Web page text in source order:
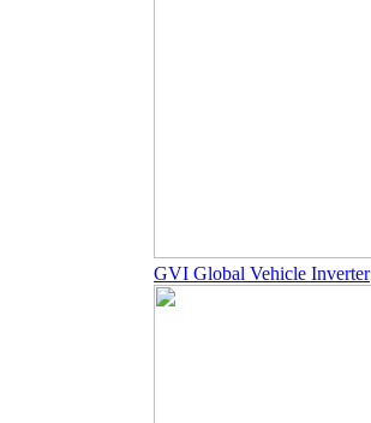
GVI Global Vehicle Inverter